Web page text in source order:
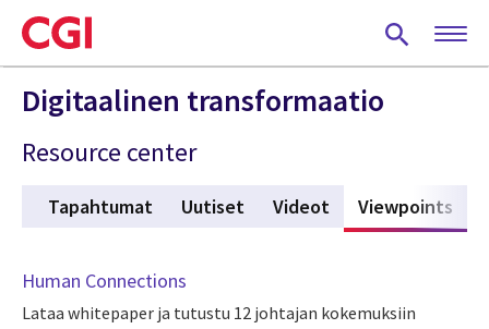
Skip
to
main
content
Digitaalinen transformaatio
Resource center
Tapahtumat Uutiset Videot Viewpoints
Human Connections
Lataa whitepaper ja tutustu 12 johtajan kokemuksiin